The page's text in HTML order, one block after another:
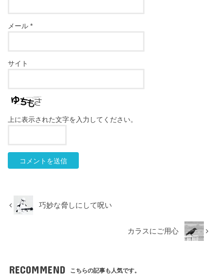
メール*
サイト
上に表示された文字を入力してください。
巧妙な脅しにして呪い
カラスにご用心
RECOMMEND こちらの記事も人気です。